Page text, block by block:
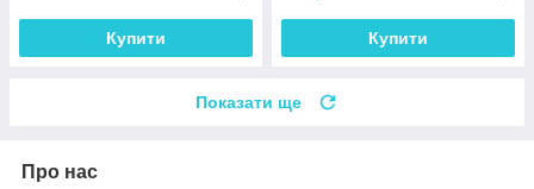
Купити Купити
Показати ще
Про нас